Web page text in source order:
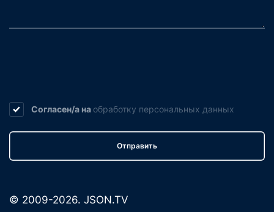
Согласен/а на обработку персональных данных
Отправить
© 2009-2026. JSON.TV